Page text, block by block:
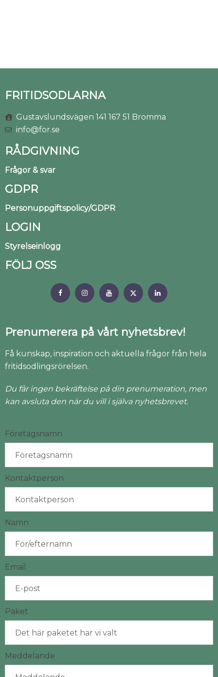
FRITIDSODLARNA
Gustavslundsvägen 141 167 51 Bromma
info@for.se
RÅDGIVNING
Frågor & svar
GDPR
Personuppgiftspolicy/GDPR
LOGIN
Styrelseinlogg
FÖLJ OSS
Prenumerera på vårt nyhetsbrev!
Få kunskap, inspiration och aktuella frågor från hela
fritidsodlingsrörelsen.
Du får ingen bekräftelse på din prenumeration, men
kan avsluta den när du vill i själva nyhetsbrevet.
Företagsnamn
Kontaktperson
Namn
Email
Paket
Meddelande